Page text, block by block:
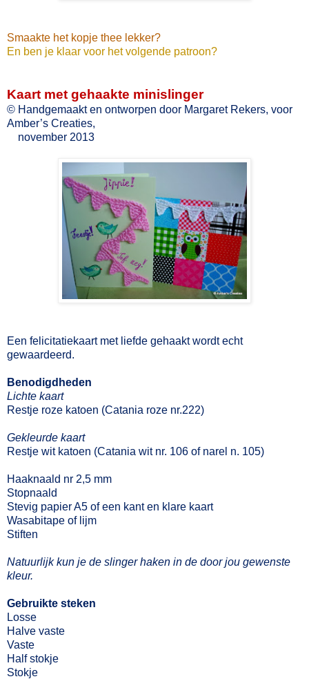
Smaakte het kopje thee lekker?
En ben je klaar voor het volgende patroon?
Kaart met gehaakte minislinger
© Handgemaakt en ontworpen door Margaret Rekers, voor
Amber’s Creaties,
november 2013
Een felicitatiekaart met liefde gehaakt wordt echt
gewaardeerd.
Benodigdheden
Lichte kaart
Restje roze katoen (Catania roze nr.222)
Gekleurde kaart
Restje wit katoen (Catania wit nr. 106 of narel n. 105)
Haaknaald nr 2,5 mm
Stopnaald
Stevig papier A5 of een kant en klare kaart
Wasabitape of lijm
Stiften
Natuurlijk kun je de slinger haken in de door jou gewenste
kleur.
Gebruikte steken
Losse
Halve vaste
Vaste
Half stokje
Stokje